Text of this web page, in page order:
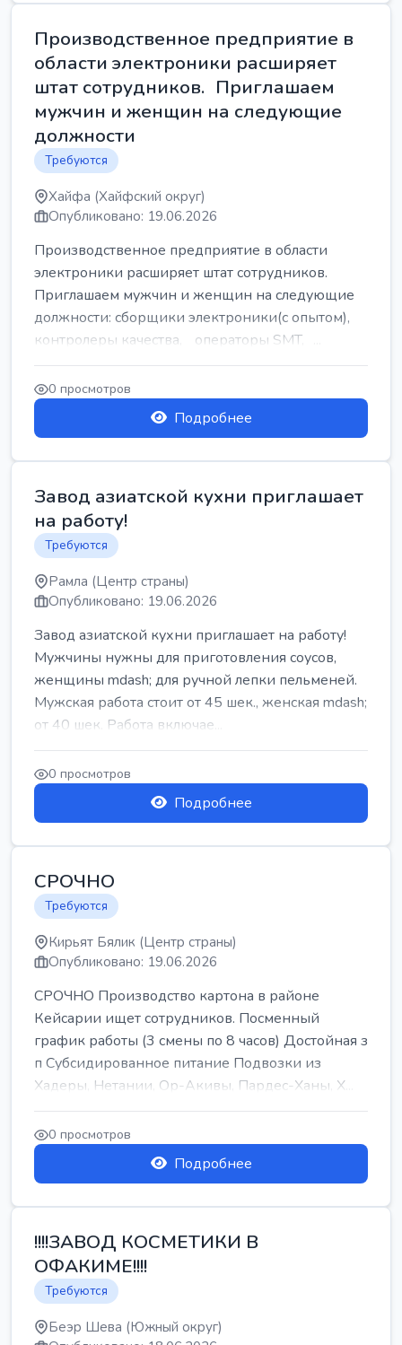
Производственное предприятие в
области электроники расширяет
штат сотрудников. Приглашаем
мужчин и женщин на следующие
должности
Требуются
Хайфа (Хайфский округ)
Опубликовано: 19.06.2026
Производственное предприятие в области
электроники расширяет штат сотрудников.
Приглашаем мужчин и женщин на следующие
должности: сборщики электроники(с опытом),
контролеры качества, операторы SMT, ...
0 просмотров
Подробнее
Завод азиатской кухни приглашает
на работу!
Требуются
Рамла (Центр страны)
Опубликовано: 19.06.2026
Завод азиатской кухни приглашает на работу!
Мужчины нужны для приготовления соусов,
женщины mdash; для ручной лепки пельменей.
Мужская работа стоит от 45 шек., женская mdash;
от 40 шек. Работа включае...
0 просмотров
Подробнее
СРОЧНО
Требуются
Кирьят Бялик (Центр страны)
Опубликовано: 19.06.2026
СРОЧНО Производство картона в районе
Кейсарии ищет сотрудников. Посменный
график работы (3 смены по 8 часов) Достойная з
п Субсидированное питание Подвозки из
Хадеры, Нетании, Ор-Акивы, Пардес-Ханы, Х...
0 просмотров
Подробнее
!!!!ЗАВОД КОСМЕТИКИ В
ОФАКИМЕ!!!!
Требуются
Беэр Шева (Южный округ)